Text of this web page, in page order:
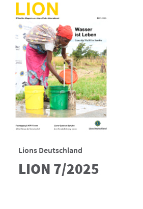
Lions Deutschland
LION 7/2025